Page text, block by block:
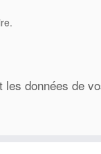
les données de